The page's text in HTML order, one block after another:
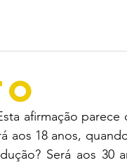
afirmação parece
aos 18 anos,
Será aos 30